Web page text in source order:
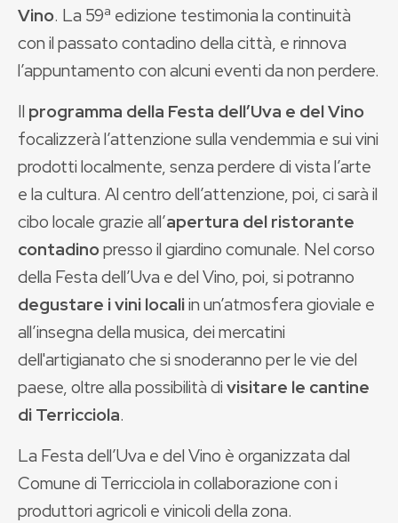
Vino. La 59ª edizione testimonia la continuità
con il passato contadino della città, e rinnova
l’appuntamento con alcuni eventi da non perdere.
Il programma della Festa dell’Uva e del Vino
focalizzerà l’attenzione sulla vendemmia e sui vini
prodotti localmente, senza perdere di vista l’arte
e la cultura. Al centro dell’attenzione, poi, ci sarà il
cibo locale grazie all’apertura del ristorante
contadinopresso il giardino comunale. Nel corso
della Festa dell’Uva e del Vino, poi, si potranno
degustare i vini localiin un’atmosfera gioviale e
all’insegna della musica, dei mercatini
dell'artigianato che si snoderanno per le vie del
paese, oltre alla possibilità divisitare le cantine
di Terricciola.
La Festa dell’Uva e del Vino è organizzata dal
Comune di Terricciola in collaborazione con i
produttori agricoli e vinicoli della zona.